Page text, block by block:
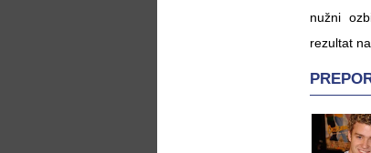
nužni
rezultat